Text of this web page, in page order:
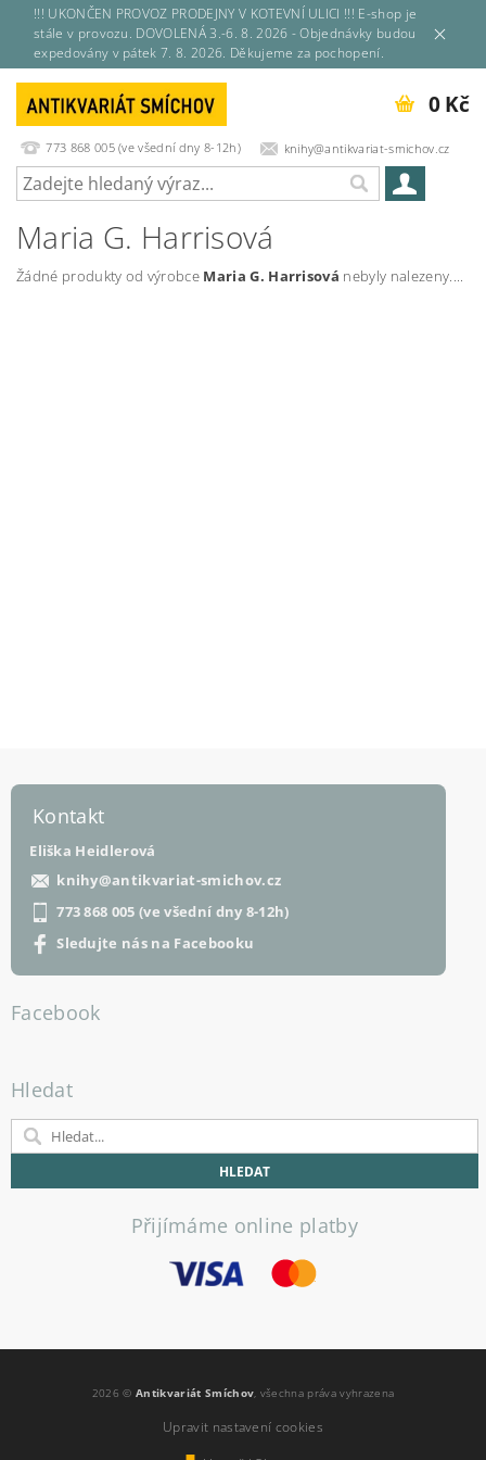
!!! UKONČEN PROVOZ PRODEJNY V KOTEVNÍ ULICI !!! E-shop je
stále v provozu. DOVOLENÁ 3.-6. 8. 2026 - Objednávky budou
expedovány v pátek 7. 8. 2026. Děkujeme za pochopení.
773 868 005 (ve všední dny 8-12h) knihy@antikvariat-smichov.cz
0 Kč
Maria G. Harrisová
Žádné produkty od výrobce Maria G. Harrisová nebyly nalezeny....
Kontakt
Eliška Heidlerová
knihy@antikvariat-smichov.cz
773 868 005 (ve všední dny 8-12h)
Sledujte nás na Facebooku
Facebook
Hledat
Přijímáme online platby
2026 ©Antikvariát Smíchov , všechna práva vyhrazena
Upravit nastavení cookies